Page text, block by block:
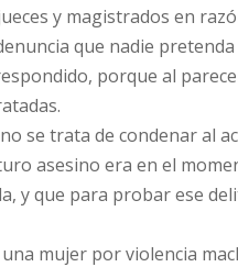
y magistrados en
que nadie
porque al
se trata de condenar al
asesino era en el
y que para probar ese
mujer por violencia